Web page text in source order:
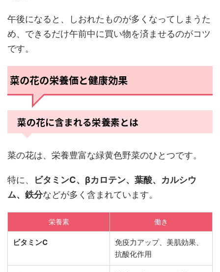
午後になると、しおれたものが多くなってしまうた
め、できるだけ午前中に買い物を済ませるのがコツ
です。
菜の花の栄養価と健康効果
菜の花に含まれる栄養素とは
菜の花は、栄養豊富な緑黄色野菜のひとつです。
特に、
ビタミンC、βカロテン、葉酸、カルシウ
ム、鉄分などが多く含まれています。
栄養素 働き
ビタミンC
免疫力アップ、美肌効果、
抗酸化作用